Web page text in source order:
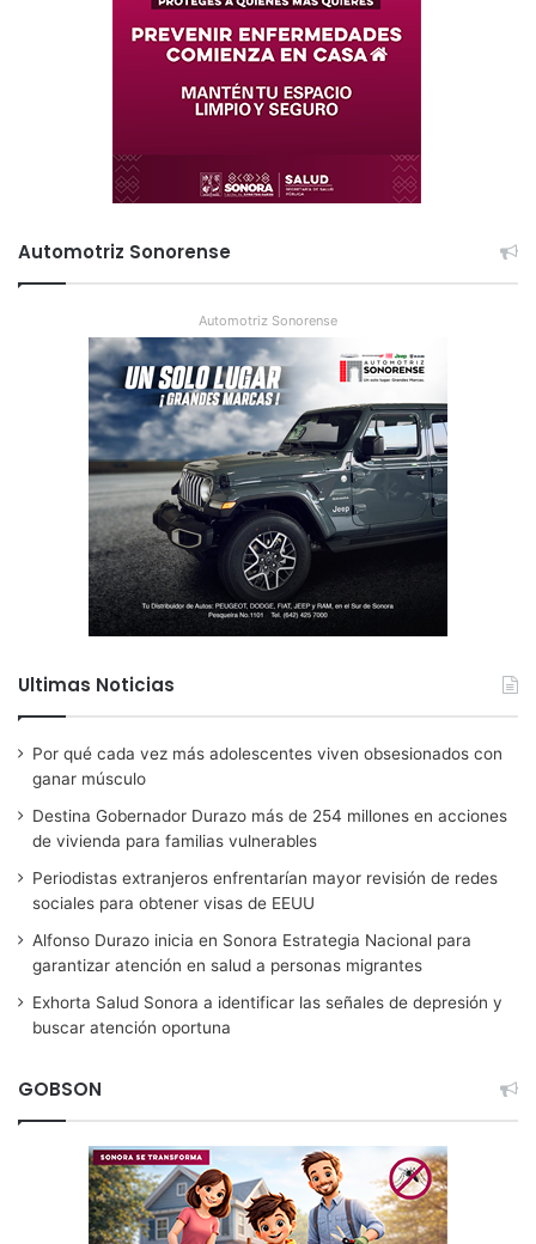
Automotriz Sonorense
Automotriz Sonorense
Ultimas Noticias
Por qué cada vez más adolescentes viven obsesionados con
ganar músculo
Destina Gobernador Durazo más de 254 millones en acciones
de vivienda para familias vulnerables
Periodistas extranjeros enfrentarían mayor revisión de redes
sociales para obtener visas de EEUU
Alfonso Durazo inicia en Sonora Estrategia Nacional para
garantizar atención en salud a personas migrantes
Exhorta Salud Sonora a identificar las señales de depresión y
buscar atención oportuna
GOBSON